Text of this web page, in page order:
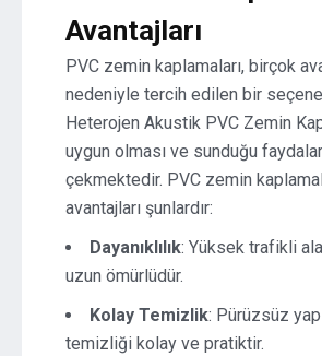
Avantajları
PVC zemin kaplamaları, birçok
nedeniyle tercih edilen bir
Heterojen Akustik PVC Zemin
uygun olması ve sunduğu
çekmektedir. PVC zemin
avantajları şunlardır:
Dayanıklılık: Yüksek trafikli
uzun ömürlüdür.
Kolay Temizlik: Pürüzsüz
temizliği kolay ve pratiktir.